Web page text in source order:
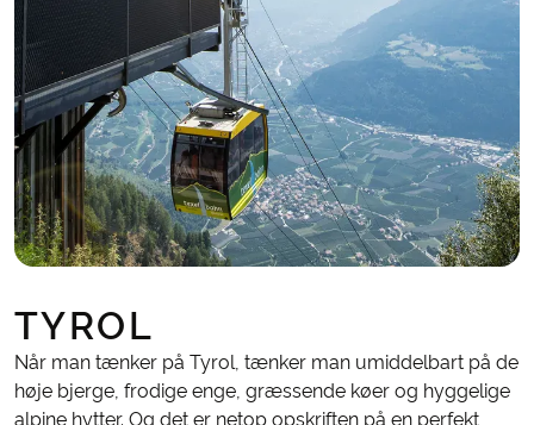
TYROL
Når man tænker på Tyrol, tænker man umiddelbart på de
høje bjerge, frodige enge, græssende køer og hyggelige
alpine hytter. Og det er netop opskriften på en perfekt